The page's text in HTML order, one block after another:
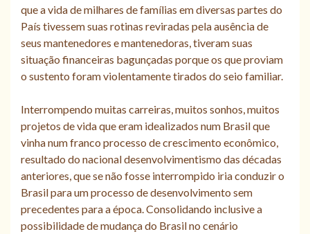
que a vida de milhares de famílias em diversas partes do
País tivessem suas rotinas reviradas pela ausência de
seus mantenedores e mantenedoras, tiveram suas
situação financeiras bagunçadas porque os que proviam
o sustento foram violentamente tirados do seio familiar.
Interrompendo muitas carreiras, muitos sonhos, muitos
projetos de vida que eram idealizados num Brasil que
vinha num franco processo de crescimento econômico,
resultado do nacional desenvolvimentismo das décadas
anteriores, que se não fosse interrompido iria conduzir o
Brasil para um processo de desenvolvimento sem
precedentes para a época. Consolidando inclusive a
possibilidade de mudança do Brasil no cenário